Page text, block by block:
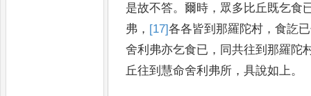
是故不答。爾時 ， 眾多比丘既乞食
弗 ， [17]各各皆到那羅陀村 ，食訖已
舍利弗亦乞食已 ， 同共往到那羅陀
丘往到慧命舍利弗所 ，具說如上。